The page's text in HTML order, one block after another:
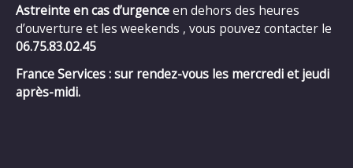
Astreinte en cas d’urgenceen dehors des heures
d’ouverture et les weekends , vous pouvez contacter le
06.75.83.02.45
France Services : sur rendez-vous les mercredi et jeudi
après-midi.